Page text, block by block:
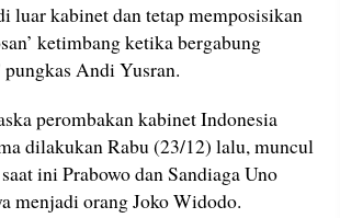
luar kabinet dan tetap memposisikan
ketimbang ketika bergabung
pungkas Andi Yusran.
perombakan kabinet Indonesia
dilakukan Rabu (23/12) lalu, muncul
ini Prabowo dan Sandiaga Uno
menjadi orang Joko Widodo.